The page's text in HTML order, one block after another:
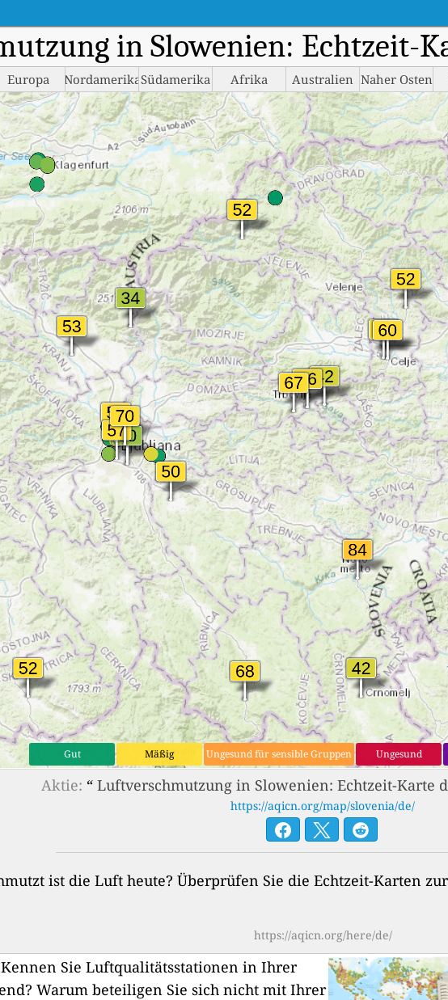
in Slowenien: Echtzeit-
Europa NordamerikaSüdamerika Afrika Australien Naher Osten
Gut Mäßig Ungesund für sensible Gruppen Ungesund
Aktie: “ Luftverschmutzung in Slowenien: Echtzeit-Karte
https://aqicn.org/map/slovenia/de/
ist die Luft heute? Überprüfen Sie die Echtzeit-Karten
https://aqicn.org/here/de/
Kennen Sie Luftqualitätsstationen in Ihrer
Warum beteiligen Sie sich nicht mit Ihrer